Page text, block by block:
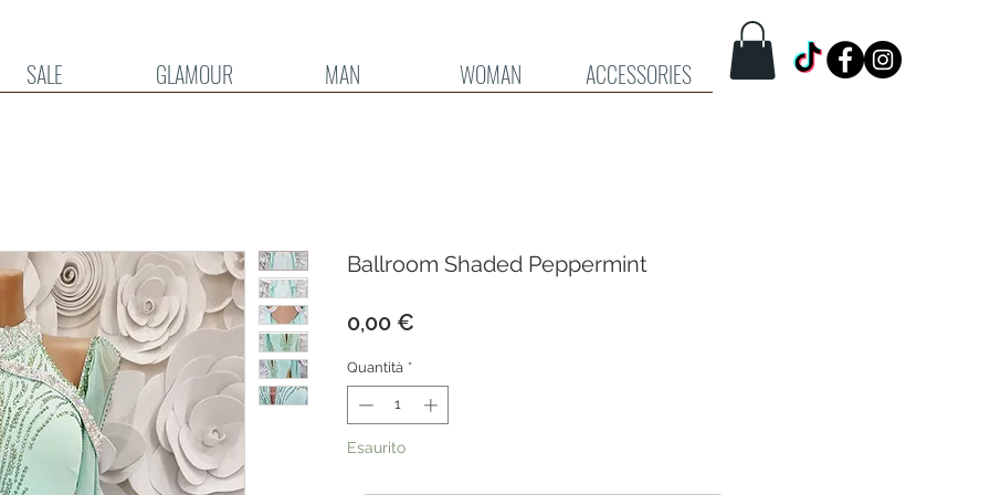
SALE GLAMOUR MAN WOMAN ACCESSORIES
Ballroom Shaded Peppermint
0,00 €
Quantità *
Esaurito